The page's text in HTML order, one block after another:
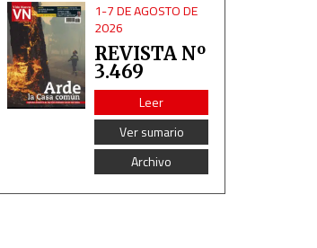
1-7 DE AGOSTO DE
2026
REVISTA Nº
3.469
Leer
Ver sumario
Archivo